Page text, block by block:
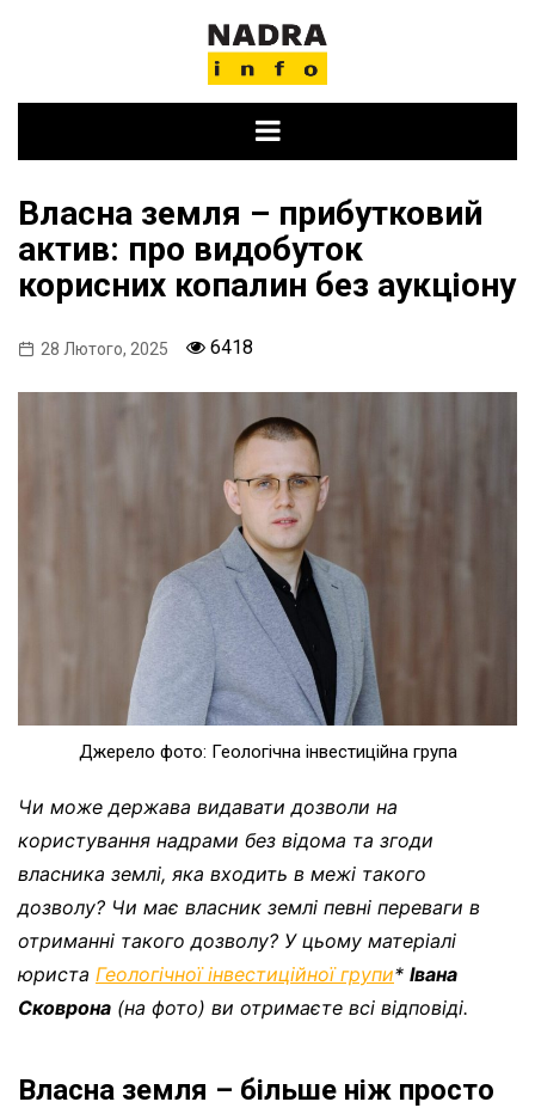
Власна земля – прибутковий
актив: про видобуток
корисних копалин без аукціону
28 Лютого, 2025 6418
Джерело фото: Геологічна інвестиційна група
Чи може держава видавати дозволи на
користування надрами без відома та згоди
власника землі, яка входить в межі такого
дозволу? Чи має власник землі певні переваги в
отриманні такого дозволу? У цьому матеріалі
юриста Геологічної інвестиційної групи* Івана
Сковрона (на фото) ви отримаєте всі відповіді.
Власна земля – більше ніж просто